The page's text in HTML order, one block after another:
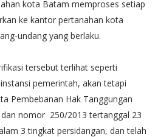
kota Batam memproses setiap
ke kantor pertanahan kota
undang yang berlaku.
tersebut terlihat seperti
pemerintah, akan tetapi
Pembebanan Hak Tanggungan
nomor 250/2013 tertanggal 23
3 tingkat persidangan, dan telah